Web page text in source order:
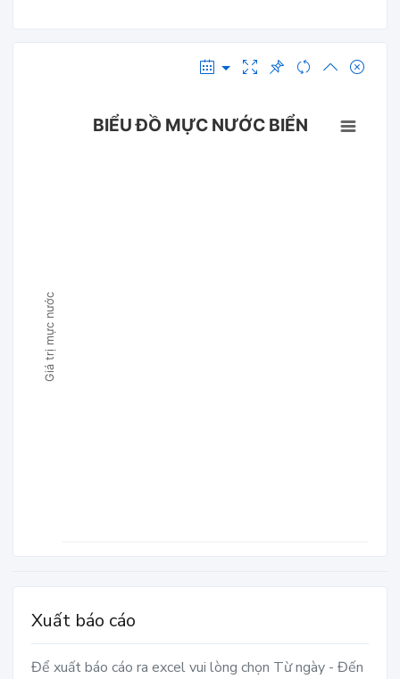
Giá trị mực nước
BIỂU ĐỒ MỰC NƯỚC BIỂN
Xuất báo cáo
Để xuất báo cáo ra excel vui lòng chọn Từ ngày - Đến